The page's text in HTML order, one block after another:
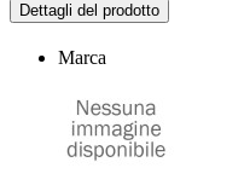
Dettagli del prodotto
Marca